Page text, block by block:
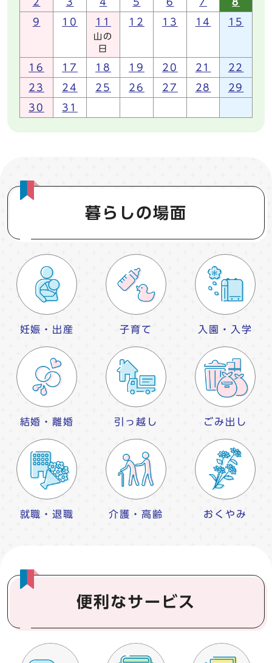
9 10 11
山の
日
12 13 14 15
16 17 18 19 20 21 22
23 24 25 26 27 28 29
30 31
暮らしの場面
妊娠・出産 子育て 入園・入学
結婚・離婚 引っ越し ごみ出し
就職・退職 介護・高齢 おくやみ
便利なサービス